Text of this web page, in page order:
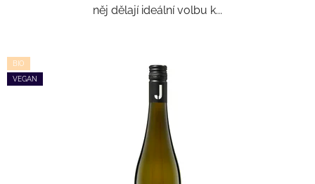
něj dělají ideální volbu k...
BIO
VEGAN